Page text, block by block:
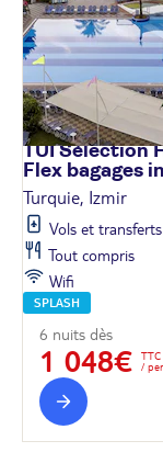
TUI Sélection
Flex bagages
Turquie, Izmir
Vols et
Tout compris
Wifi
SPLASH
6 nuits dès
1 048€
TTC
/